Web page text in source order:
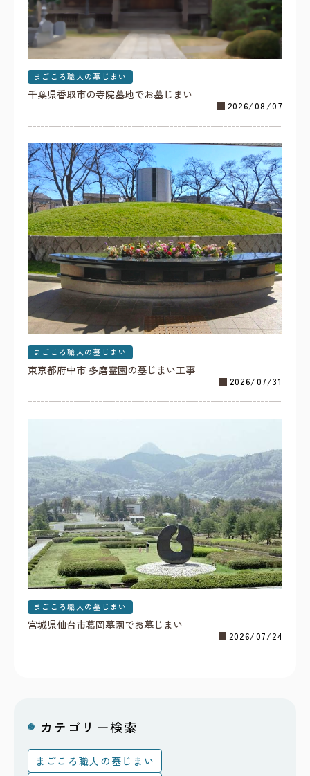
まごころ職人の墓じまい
2026/08/07
千葉県香取市の寺院墓地でお墓じまい
まごころ職人の墓じまい
2026/07/31
東京都府中市 多磨霊園の墓じまい工事
まごころ職人の墓じまい
2026/07/24
宮城県仙台市葛岡墓園でお墓じまい
カテゴリー検索
まごころ職人の墓じまい